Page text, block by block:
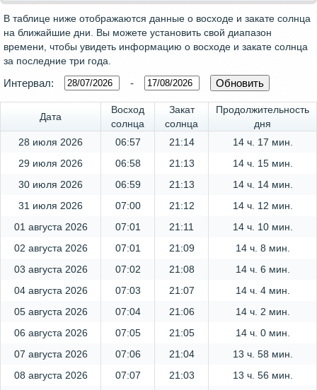
В таблице ниже отображаются данные о восходе и закате солнца
на ближайшие дни. Вы можете установить свой диапазон
времени, чтобы увидеть информацию о восходе и закате солнца
за последние три года.
Интервал: -
Дата
Восход
солнца
Закат
солнца
Продолжительность
дня
28 июля 2026
06:57 21:14
14 ч. 17 мин.
29 июля 2026
06:58 21:13
14 ч. 15 мин.
30 июля 2026
06:59 21:13
14 ч. 14 мин.
31 июля 2026
07:00 21:12
14 ч. 12 мин.
01 августа 2026
07:01 21:11
14 ч. 10 мин.
02 августа 2026
07:01 21:09
14 ч. 8 мин.
03 августа 2026
07:02 21:08
14 ч. 6 мин.
04 августа 2026
07:03 21:07
14 ч. 4 мин.
05 августа 2026
07:04 21:06
14 ч. 2 мин.
06 августа 2026
07:05 21:05
14 ч. 0 мин.
07 августа 2026
07:06 21:04
13 ч. 58 мин.
08 августа 2026
07:07 21:03
13 ч. 56 мин.